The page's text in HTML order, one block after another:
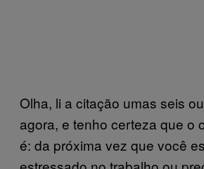
Olha, li a citação umas seis
agora, e tenho certeza que o
é: da próxima vez que você